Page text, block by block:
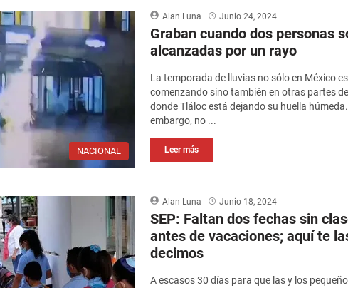
NACIONAL
Alan Luna Junio 24, 2024
Graban cuando dos personas
alcanzadas por un rayo
La temporada de lluvias no sólo en México
comenzando sino también en otras partes
donde Tláloc está dejando su huella
embargo, no ...
Leer más
Alan Luna Junio 18, 2024
SEP: Faltan dos fechas sin
antes de vacaciones; aquí te
decimos
A escasos 30 días para que las y los